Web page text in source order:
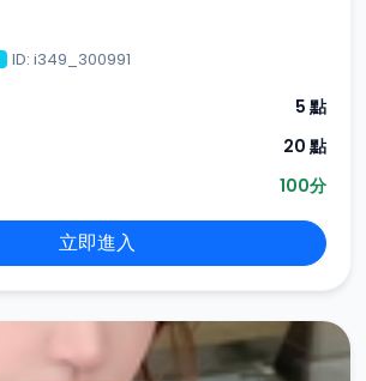
ID: i349_300991
5 點
20 點
100分
立即進入